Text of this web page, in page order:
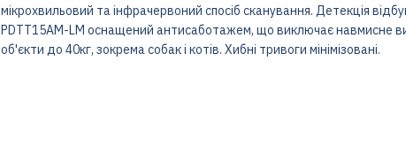
мікрохвильовий та інфрачервоний спосіб сканування. Детекція
PDTT15AM-LM оснащений антисаботажем, що виключає навмисне
об'єкти до 40кг, зокрема собак і котів. Хибні тривоги мінімізовані.